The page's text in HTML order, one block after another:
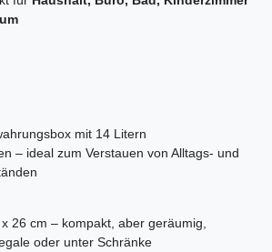
mit 14 Litern
– ideal zum Verstauen von Alltags- und
26 cm – kompakt, aber geräumig,
oder unter Schränke